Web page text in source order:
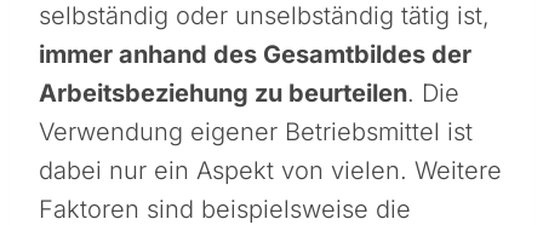
selbständig oder unselbständig tätig ist,
immer anhand des Gesamtbildes der
Arbeitsbeziehung zu beurteilen. Die
Verwendung eigener Betriebsmittel ist
dabei nur ein Aspekt von vielen. Weitere
Faktoren sind beispielsweise die